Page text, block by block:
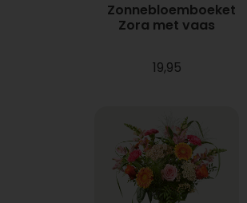
Zonnebloemboeket
Zora met vaas
19,95